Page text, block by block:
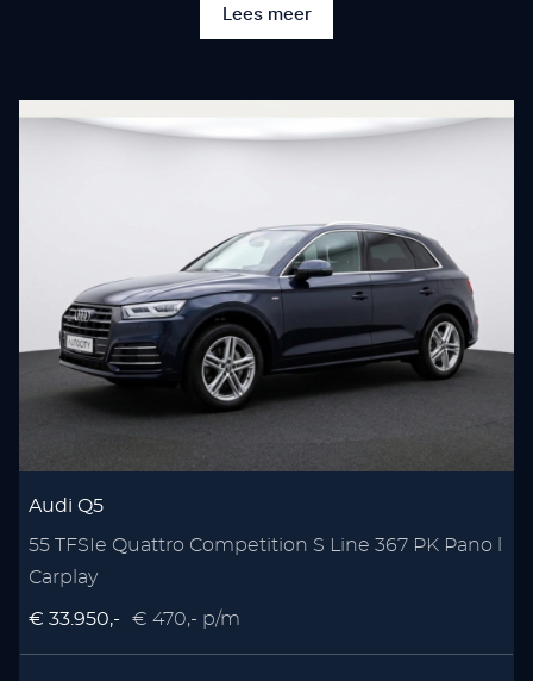
Lees meer
Audi Q5
55 TFSIe Quattro Competition S Line 367 PK Pano l
Carplay
€ 33.950,- € 470,- p/m